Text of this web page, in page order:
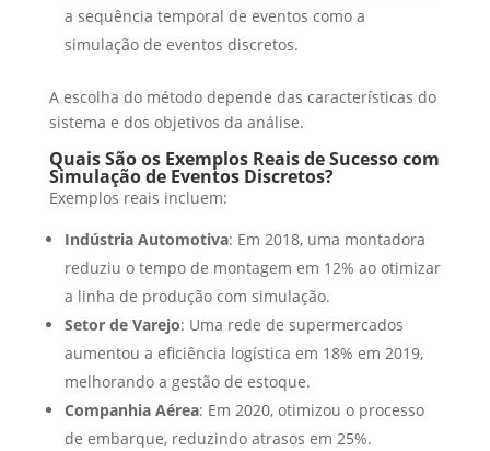
a sequência temporal de eventos como a
simulação de eventos discretos.
A escolha do método depende das características do
sistema e dos objetivos da análise.
Quais São os Exemplos Reais de Sucesso com
Simulação de Eventos Discretos?
Exemplos reais incluem:
Indústria Automotiva: Em 2018, uma montadora
reduziu o tempo de montagem em 12% ao otimizar
a linha de produção com simulação.
Setor de Varejo: Uma rede de supermercados
aumentou a eficiência logística em 18% em 2019,
melhorando a gestão de estoque.
Companhia Aérea: Em 2020, otimizou o processo
de embarque, reduzindo atrasos em 25%.